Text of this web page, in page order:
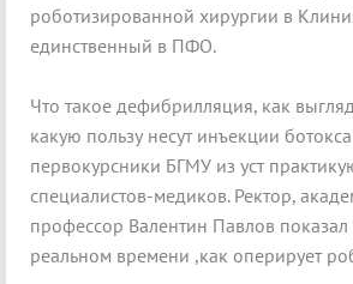
роботизированной хирургии в
единственный в ПФО.
Что такое дефибрилляция, как
какую пользу несут инъекции
первокурсники БГМУ из уст
специалистов-медиков. Ректор,
профессор Валентин Павлов показал
реальном времени ,как оперирует